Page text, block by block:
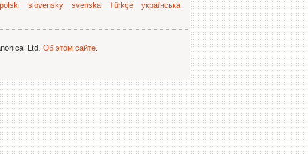
polski slovensky svenska Türkçe
українська
Ltd. Об этом сайте.